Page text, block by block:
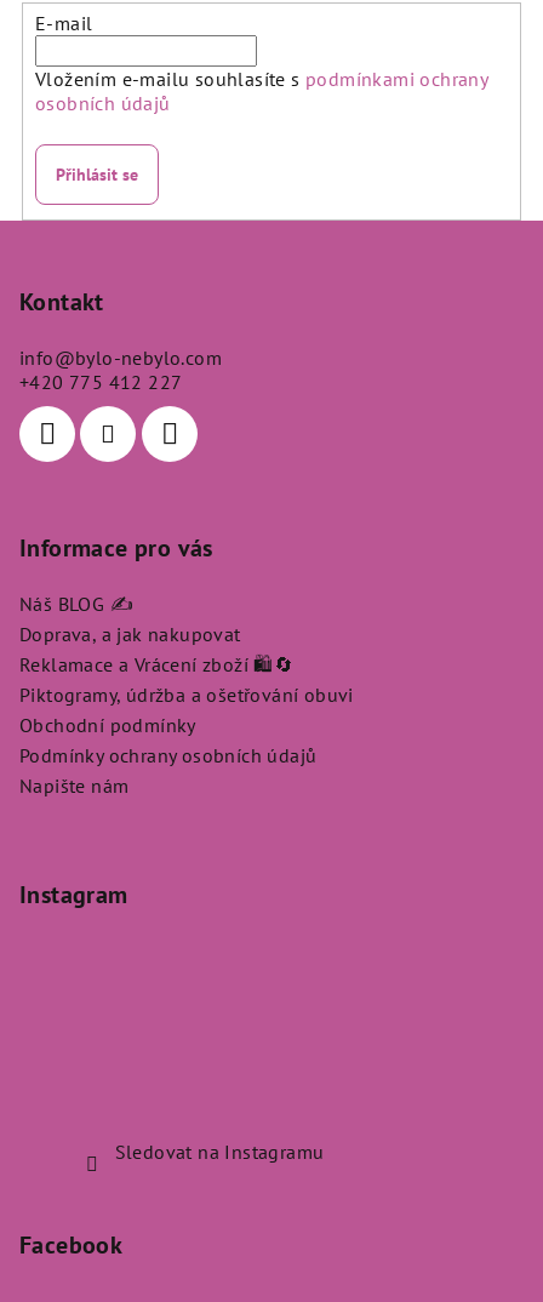
E-mail
Vložením e-mailu souhlasíte s podmínkami ochrany
osobních údajů
Přihlásit se
Kontakt
info@bylo-nebylo.com
+420 775 412 227
Informace pro vás
Náš BLOG ✍️
Doprava, a jak nakupovat
Reklamace a Vrácení zboží 🛍️🔄
Piktogramy, údržba a ošetřování obuvi
Obchodní podmínky
Podmínky ochrany osobních údajů
Napište nám
Instagram
Sledovat na Instagramu
Facebook